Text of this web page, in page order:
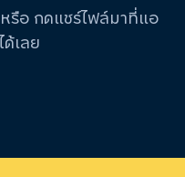
รือ กดแชร์ไฟล์มาที่แอ
เลย